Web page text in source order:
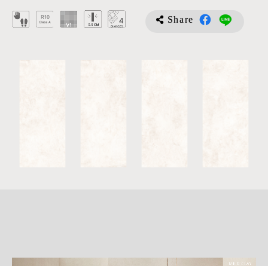
Share